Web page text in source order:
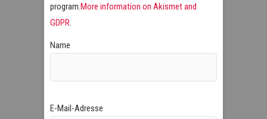
program.More information on Akismet and
GDPR.
Name
E-Mail-Adresse